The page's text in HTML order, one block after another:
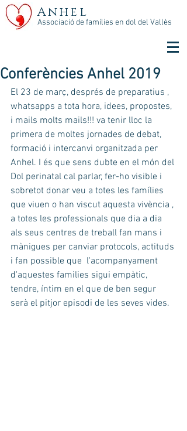
Anhel
Associació de famílies en dol del Vallès
Conferències Anhel 2019
El 23 de març, després de preparatius ,
whatsapps a tota hora, idees, propostes,
i mails molts mails!!! va tenir lloc la
primera de moltes jornades de debat,
formació i intercanvi organitzada per
Anhel. I és que sens dubte en el món del
Dol perinatal cal parlar, fer-ho visible i
sobretot donar veu a totes les famílies
que viuen o han viscut aquesta vivència ,
a totes les professionals que dia a dia
als seus centres de treball fan mans i
mànigues per canviar protocols, actituds
i fan possible que  l'acompanyament
d'aquestes families sigui empàtic,
tendre, íntim en el que de ben segur
serà el pitjor episodi de les seves vides.